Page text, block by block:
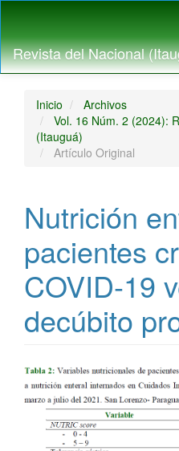
Contenido
principal
Barra
Revista del Nacional
Inicio
Archivos
Vol. 16 Núm. 2 (2024):
(Itauguá)
Artículo Original
Nutrición
pacientes
COVID-19
decúbito
Barra
lateral
del